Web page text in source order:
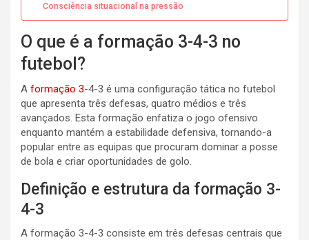
Consciência situacional na pressão
O que é a formação 3-4-3 no
futebol?
A formação 3-4-3 é uma configuração tática no futebol
que apresenta três defesas, quatro médios e três
avançados. Esta formação enfatiza o jogo ofensivo
enquanto mantém a estabilidade defensiva, tornando-a
popular entre as equipas que procuram dominar a posse
de bola e criar oportunidades de golo.
Definição e estrutura da formação 3-
4-3
A formação 3-4-3 consiste em três defesas centrais que